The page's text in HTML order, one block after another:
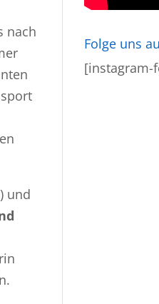
nach
und
Folge uns
[instagram-